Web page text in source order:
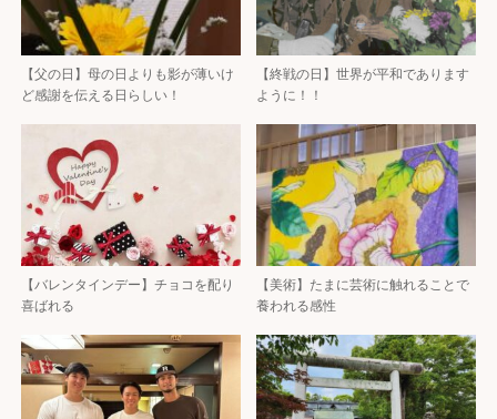
【父の日】母の日よりも影が薄いけ
ど感謝を伝える日らしい！
【終戦の日】世界が平和であります
ように！！
【バレンタインデー】チョコを配り
喜ばれる
【美術】たまに芸術に触れることで
養われる感性